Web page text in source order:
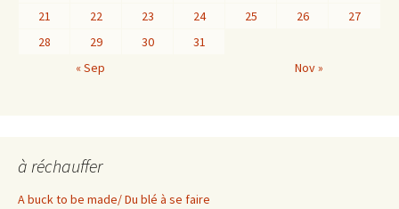
21
22 23 24 25 26
27
28
29 30
31
« Sep
Nov »
à réchauffer
A buck to be made/ Du blé à se faire